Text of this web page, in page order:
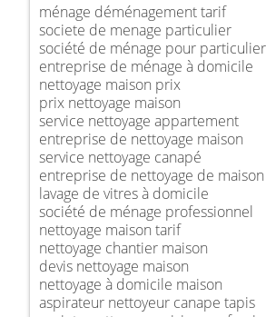
ménage déménagement tarif
societe de menage particulier
société de ménage pour particulier
entreprise de ménage à domicile
nettoyage maison prix
prix nettoyage maison
service nettoyage appartement
entreprise de nettoyage maison
service nettoyage canapé
entreprise de nettoyage de maison
lavage de vitres à domicile
société de ménage professionnel
nettoyage maison tarif
nettoyage chantier maison
devis nettoyage maison
nettoyage à domicile maison
aspirateur nettoyeur canape tapis